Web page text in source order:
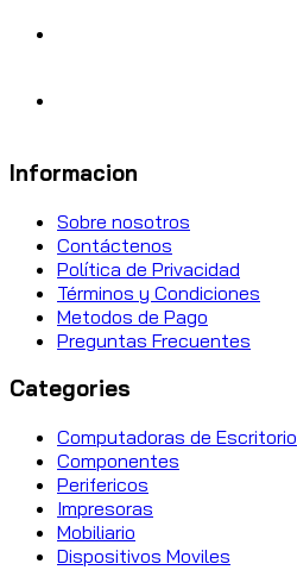
Informacion
Sobre nosotros
Contáctenos
Política de Privacidad
Términos y Condiciones
Metodos de Pago
Preguntas Frecuentes
Categories
Computadoras de Escritorio
Componentes
Perifericos
Impresoras
Mobiliario
Dispositivos Moviles